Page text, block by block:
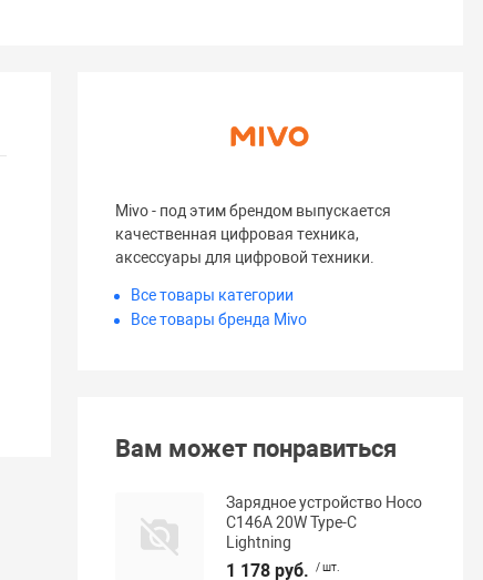
Mivo - под этим брендом выпускается
качественная цифровая техника,
аксессуары для цифровой техники.
Все товары категории
Все товары бренда Mivo
Вам может понравиться
Зарядное устройство Hoco
C146A 20W Type-C
Lightning
1 178 руб. / шт.